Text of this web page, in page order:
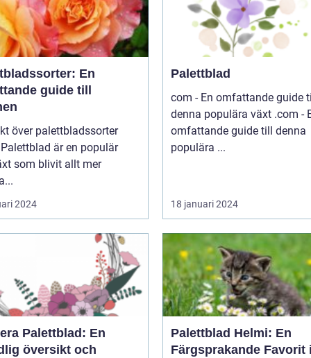
En
guide till
över palettbladssorter
som blivit allt mer
2024
Palettblad
com - En omfattande guide
denna populära växt .com - En
omfattande guide till denna
populära ...
18 januari 2024
Palettblad: En
översikt och
Palettblad Helmi: En
Färgsprakande Favorit